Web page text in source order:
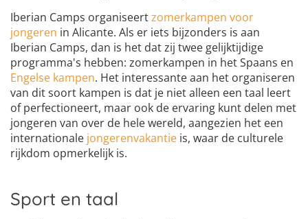
Iberian Camps organiseertzomerkampen voor
jongeren in Alicante. Als er iets bijzonders is aan
Iberian Camps, dan is het dat zij twee gelijktijdige
programma's hebben: zomerkampen in het Spaans en
Engelse kampen. Het interessante aan het organiseren
van dit soort kampen is dat je niet alleen een taal leert
of perfectioneert, maar ook de ervaring kunt delen met
jongeren van over de hele wereld, aangezien het een
internationale jongerenvakantie is, waar de culturele
rijkdom opmerkelijk is.
Sport en taal